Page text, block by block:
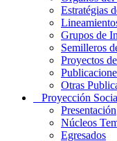
Estratégias
Grupos de
Semilleros
Proyectos
Otras
Proyección
Presentación
Núcleos
Egresados